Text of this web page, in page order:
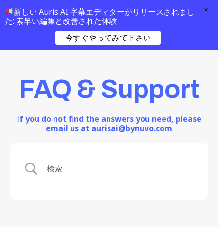
FAQ & Support
If you do not find the answers you need, please
email us at aurisai@bynuvo.com
新しい Auris AI 字幕エディターがリリースされまし
た: 素早い編集と改善された体験
今すぐやってみて下さい
×